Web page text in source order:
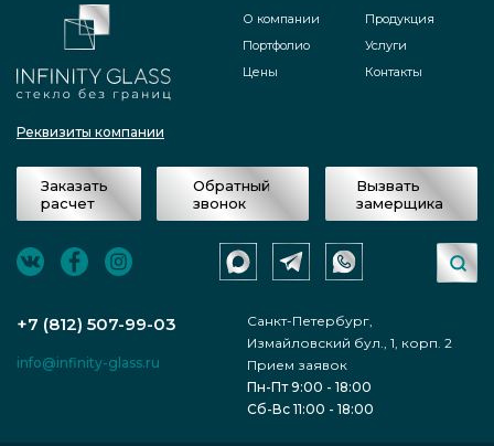
Реквизиты компании
О компании
Портфолио
Цены
Продукция
Услуги
Контакты
Заказать
расчет
Обратный
звонок
Вызвать
замерщика
+7 (812) 507-99-03
Санкт-Петербург,
Измайловский бул., 1, корп. 2
info@infinity-glass.ru
Прием заявок
Пн-Пт 9:00 - 18:00
Сб-Вс 11:00 - 18:00